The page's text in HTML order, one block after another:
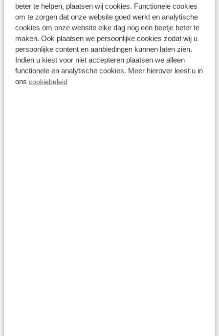
beter te helpen, plaatsen wij cookies. Functionele cookies
om te zorgen dat onze website goed werkt en analytische
cookies om onze website elke dag nog een beetje beter te
maken. Ook plaatsen we persoonlijke cookies zodat wij u
persoonlijke content en aanbiedingen kunnen laten zien.
Indien u kiest voor niet accepteren plaatsen we alleen
functionele en analytische cookies. Meer hierover leest u in
ons cookiebeleid
Spielloft und mehr
Fr 14. August - Mo 17. August
3 Nächte
2 Gäste
Ab:
589,00 €